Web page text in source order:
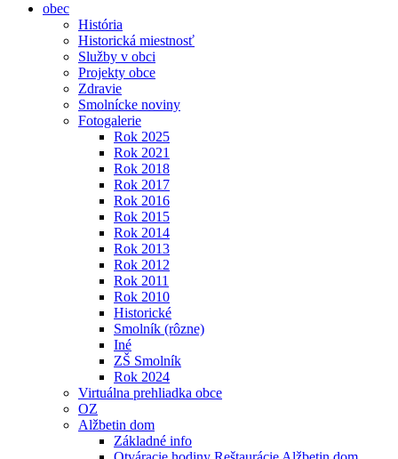
obec
História
Historická miestnosť
Služby v obci
Projekty obce
Zdravie
Smolnícke noviny
Fotogalerie
Rok 2025
Rok 2021
Rok 2018
Rok 2017
Rok 2016
Rok 2015
Rok 2014
Rok 2013
Rok 2012
Rok 2011
Rok 2010
Historické
Smolník (rôzne)
Iné
ZŠ Smolník
Rok 2024
Virtuálna prehliadka obce
OZ
Alžbetin dom
Základné info